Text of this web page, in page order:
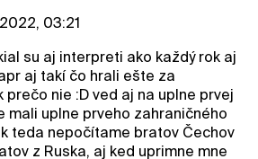
03:21
su aj interpreti ako každý rok aj
aj takí čo hrali ešte za
prečo nie :D ved aj na uplne prvej
mali uplne prveho zahraničného
teda nepočítame bratov Čechov
z Ruska, aj ked uprimne mne